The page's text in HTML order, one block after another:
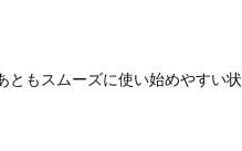
ともスムーズに使い始めやすい